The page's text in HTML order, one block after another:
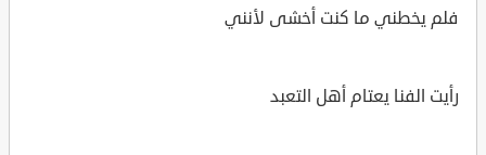
فلم يخطني ما كنت أخشى لأنني
رأيت الفنا يعتام أهل التعبد